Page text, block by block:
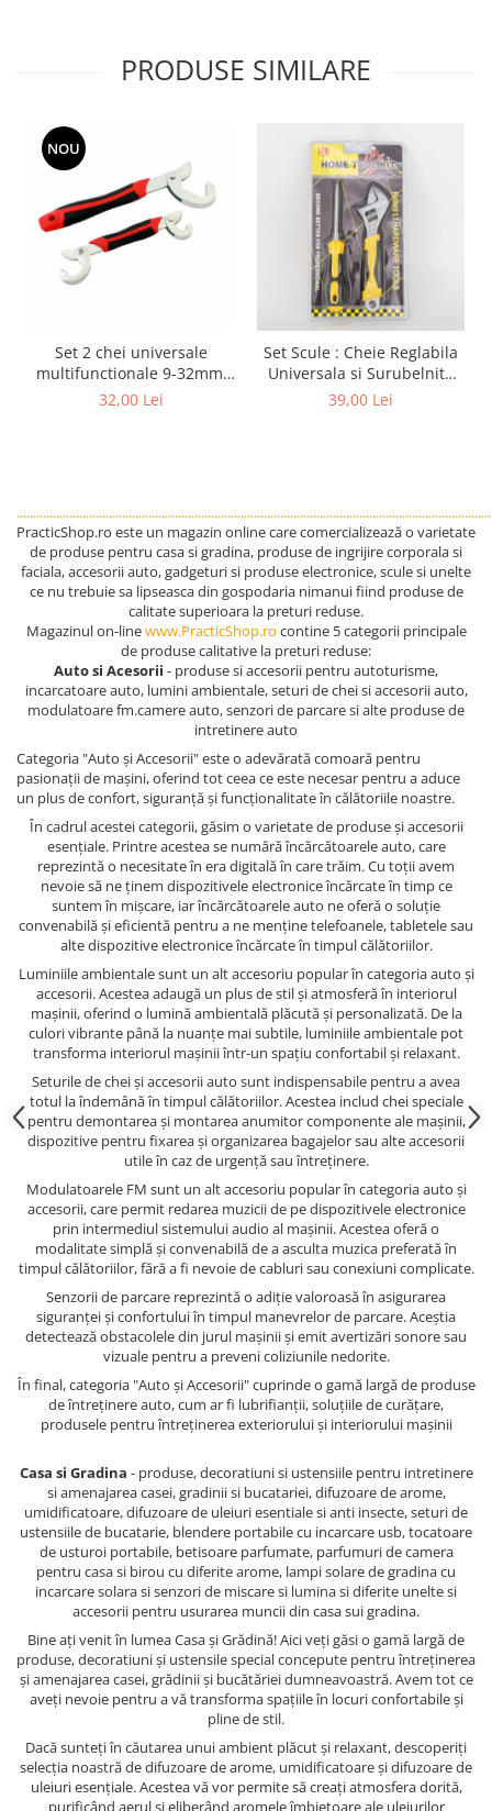
PRODUSE SIMILARE
NOU
Set 2 chei universale
multifunctionale 9-32mm,
AVX-AG476A
32,00 Lei
Set Scule : Cheie Reglabila
Universala si Surubelnita
stea si dreapta
39,00 Lei
PracticShop.ro este un magazin online care comercializează o varietate
de produse pentru casa si gradina, produse de ingrijire corporala si
faciala, accesorii auto, gadgeturi si produse electronice, scule si unelte
ce nu trebuie sa lipseasca din gospodaria nimanui fiind produse de
calitate superioara la preturi reduse.
Magazinul on-linewww.PracticShop.ro contine 5 categorii principale
de produse calitative la preturi reduse:
Auto si Acesorii - produse si accesorii pentru autoturisme,
incarcatoare auto, lumini ambientale, seturi de chei si accesorii auto,
modulatoare fm.camere auto, senzori de parcare si alte produse de
intretinere auto
Categoria "Auto și Accesorii" este o adevărată comoară pentru
pasionații de mașini, oferind tot ceea ce este necesar pentru a aduce
un plus de confort, siguranță și funcționalitate în călătoriile noastre.
În cadrul acestei categorii, găsim o varietate de produse și accesorii
esențiale. Printre acestea se numără încărcătoarele auto, care
reprezintă o necesitate în era digitală în care trăim. Cu toții avem
nevoie să ne ținem dispozitivele electronice încărcate în timp ce
suntem în mișcare, iar încărcătoarele auto ne oferă o soluție
convenabilă și eficientă pentru a ne menține telefoanele, tabletele sau
alte dispozitive electronice încărcate în timpul călătoriilor.
Luminiile ambientale sunt un alt accesoriu popular în categoria auto și
accesorii. Acestea adaugă un plus de stil și atmosferă în interiorul
mașinii, oferind o lumină ambientală plăcută și personalizată. De la
culori vibrante până la nuanțe mai subtile, luminiile ambientale pot
transforma interiorul mașinii într-un spațiu confortabil și relaxant.
Seturile de chei și accesorii auto sunt indispensabile pentru a avea
totul la îndemână în timpul călătoriilor. Acestea includ chei speciale
pentru demontarea și montarea anumitor componente ale mașinii,
dispozitive pentru fixarea și organizarea bagajelor sau alte accesorii
utile în caz de urgență sau întreținere.
Modulatoarele FM sunt un alt accesoriu popular în categoria auto și
accesorii, care permit redarea muzicii de pe dispozitivele electronice
prin intermediul sistemului audio al mașinii. Acestea oferă o
modalitate simplă și convenabilă de a asculta muzica preferată în
timpul călătoriilor, fără a fi nevoie de cabluri sau conexiuni complicate.
Senzorii de parcare reprezintă o adiție valoroasă în asigurarea
siguranței și confortului în timpul manevrelor de parcare. Aceștia
detectează obstacolele din jurul mașinii și emit avertizări sonore sau
vizuale pentru a preveni coliziunile nedorite.
În final, categoria "Auto și Accesorii" cuprinde o gamă largă de produse
de întreținere auto, cum ar fi lubrifianții, soluțiile de curățare,
produsele pentru întreținerea exteriorului și interiorului mașinii
Casa si Gradina - produse, decoratiuni si ustensiile pentru intretinere
si amenajarea casei, gradinii si bucatariei, difuzoare de arome,
umidificatoare, difuzoare de uleiuri esentiale si anti insecte, seturi de
ustensiile de bucatarie, blendere portabile cu incarcare usb, tocatoare
de usturoi portabile, betisoare parfumate, parfumuri de camera
pentru casa si birou cu diferite arome, lampi solare de gradina cu
incarcare solara si senzori de miscare si lumina si diferite unelte si
accesorii pentru usurarea muncii din casa sui gradina.
Bine ați venit în lumea Casa și Grădină! Aici veți găsi o gamă largă de
produse, decoratiuni și ustensile special concepute pentru întreținerea
și amenajarea casei, grădinii și bucătăriei dumneavoastră. Avem tot ce
aveți nevoie pentru a vă transforma spațiile în locuri confortabile și
pline de stil.
Dacă sunteți în căutarea unui ambient plăcut și relaxant, descoperiți
selecția noastră de difuzoare de arome, umidificatoare și difuzoare de
uleiuri esențiale. Acestea vă vor permite să creați atmosfera dorită,
purificând aerul și eliberând aromele îmbietoare ale uleiurilor